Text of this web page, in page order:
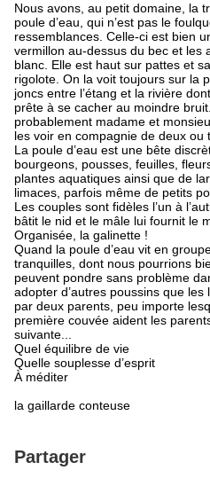
Nous avons, au petit domaine, la
poule d’eau, qui n’est pas le
ressemblances. Celle-ci est bien
vermillon au-dessus du bec et les
blanc. Elle est haut sur pattes et
rigolote. On la voit toujours sur la
joncs entre l’étang et la rivière
prête à se cacher au moindre
probablement madame et
les voir en compagnie de deux ou
La poule d’eau est une bête
bourgeons, pousses, feuilles,
plantes aquatiques ainsi que de
limaces, parfois même de petits
Les couples sont fidèles l’un à
bâtit le nid et le mâle lui fournit le
Organisée, la galinette !
Quand la poule d’eau vit en
tranquilles, dont nous pourrions
peuvent pondre sans problème
adopter d’autres poussins que
par deux parents, peu importe
première couvée aident les
suivante...
Quel équilibre de vie
Quelle souplesse d’esprit
À méditer
la gaillarde conteuse
Partager